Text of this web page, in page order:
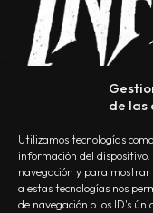
de las
Utilizamos tecnologías
información del
navegación y para mostrar
a estas tecnologías nos
de navegación o los ID's
NOSOTROS